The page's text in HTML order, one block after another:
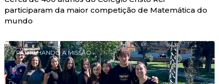
participaram da maior competição de Matemática do
mundo
PARTILHANDO A MISSÃO